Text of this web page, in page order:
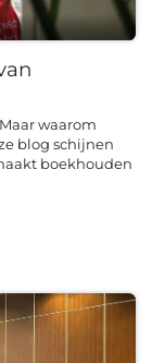
waarom
blog schijnen
boekhouden